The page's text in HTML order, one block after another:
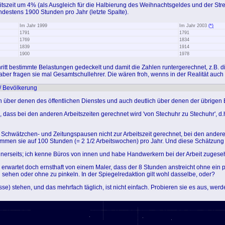
um 4% (als Ausgleich für die Halbierung des Weihnachtsgeldes und der
1900 Stunden pro Jahr (letzte Spalte).
Im Jahr 1999 Im Jahr 2003 (*)
1791
1791
1769
1834
1839
1914
1900
1978
bestimmte Belastungen gedeckelt und damit die Zahlen runtergerechnet, z.B.
fragen sie mal Gesamtschullehrer. Die wären froh, wenns in der Realität auch
Bevölkerung
denen des öffentlichen Dienstes und auch deutlich über denen der übrigen
bei den anderen Arbeitszeiten gerechnet wird 'von Stechuhr zu Stechuhr',
und Zeitungspausen nicht zur Arbeitszeit gerechnet, bei den
sie auf 100 Stunden (= 2 1/2 Arbeitswochen) pro Jahr. Und diese
ich kenne Büros von innen und habe Handwerkern bei der Arbeit
doch ernsthaft von einem Maler, dass der 8 Stunden anstreicht ohne
oder ohne zu pinkeln. In der Spiegelredaktion gilt wohl dasselbe, oder?
stehen, und das mehrfach täglich, ist nicht einfach. Probieren sie es aus,